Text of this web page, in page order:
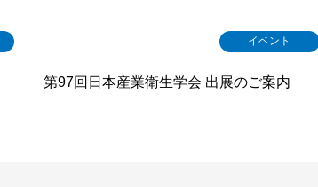
イベント
第97回日本産業衛生学会 出展のご案内